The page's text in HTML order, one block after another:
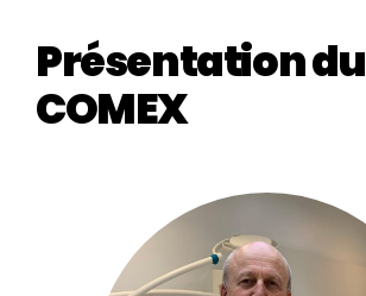
Présentation du
COMEX